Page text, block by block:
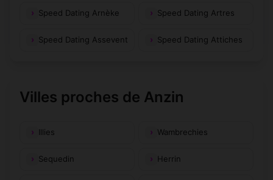
Speed Dating Arnèke Speed Dating Artres
Speed Dating Assevent Speed Dating Attiches
Villes proches de Anzin
Illies Wambrechies
Sequedin Herrin